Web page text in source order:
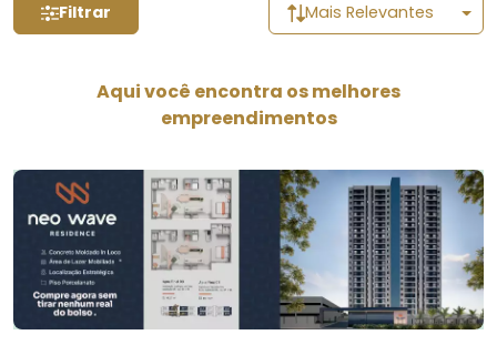
Filtrar Mais Relevantes
Aqui você encontra os melhores
empreendimentos